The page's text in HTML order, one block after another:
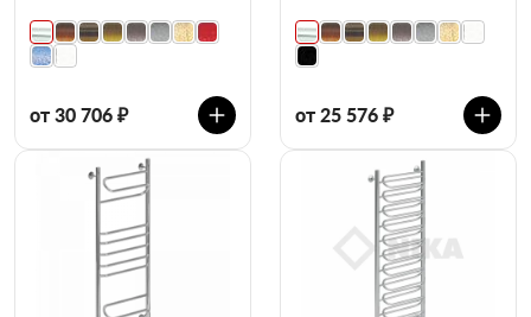
от 30 706 ₽ от 25 576 ₽